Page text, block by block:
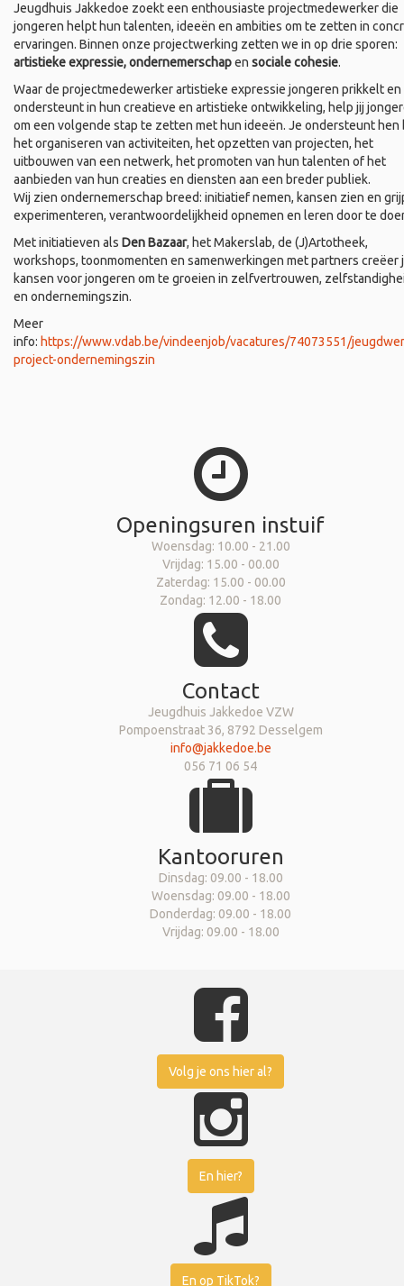
Jeugdhuis Jakkedoe zoekt een enthousiaste projectmedewerker die
jongeren helpt hun talenten, ideeën en ambities om te zetten in
ervaringen. Binnen onze projectwerking zetten we in op drie sporen:
artistieke expressie, ondernemerschapen sociale cohesie.
Waar de projectmedewerker artistieke expressie jongeren prikkelt en
ondersteunt in hun creatieve en artistieke ontwikkeling, help jij
om een volgende stap te zetten met hun ideeën. Je ondersteunt hen
het organiseren van activiteiten, het opzetten van projecten, het
uitbouwen van een netwerk, het promoten van hun talenten of het
aanbieden van hun creaties en diensten aan een breder publiek.
Wij zien ondernemerschap breed: initiatief nemen, kansen zien en
experimenteren, verantwoordelijkheid opnemen en leren door te
Met initiatieven als Den Bazaar, het Makerslab, de (J)Artotheek,
workshops, toonmomenten en samenwerkingen met partners creëer
kansen voor jongeren om te groeien in zelfvertrouwen,
en ondernemingszin.
Meer
info: https://www.vdab.be/vindeenjob/vacatures/74073551/
project-ondernemingszin
Openingsuren instuif
Woensdag: 10.00 - 21.00
Vrijdag: 15.00 - 00.00
Zaterdag: 15.00 - 00.00
Zondag: 12.00 - 18.00
Contact
Jeugdhuis Jakkedoe VZW
Pompoenstraat 36, 8792 Desselgem
info@jakkedoe.be
056 71 06 54
Kantooruren
Dinsdag: 09.00 - 18.00
Woensdag: 09.00 - 18.00
Donderdag: 09.00 - 18.00
Vrijdag: 09.00 - 18.00
Volg je ons hier al?
En hier?
En op TikTok?